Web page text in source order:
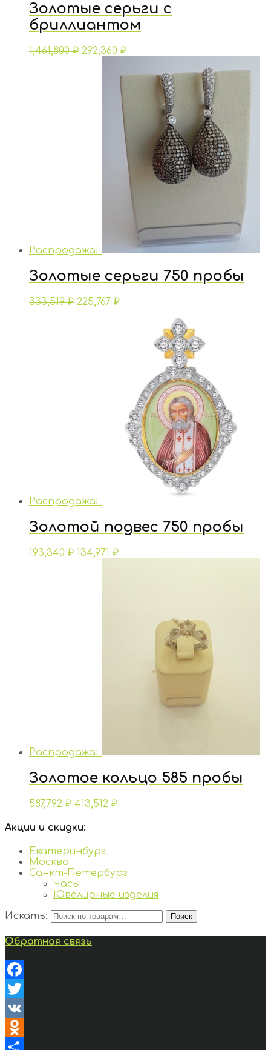
Золотые серьги с
бриллиантом
1,461,800₽ 292,360 ₽
Распродажа!
Золотые серьги 750 пробы
333,519₽ 225,767 ₽
Распродажа!
Золотой подвес 750 пробы
193,340₽ 134,971 ₽
Распродажа!
Золотое кольцо 585 пробы
587,792₽ 413,512 ₽
Акции и скидки:
Екатеринбург
Москва
Санкт-Петербург
Часы
Ювелирные изделия
Искать:
Поиск
Обратная связь
Facebook
Twitter
VK
Odnoklassniki